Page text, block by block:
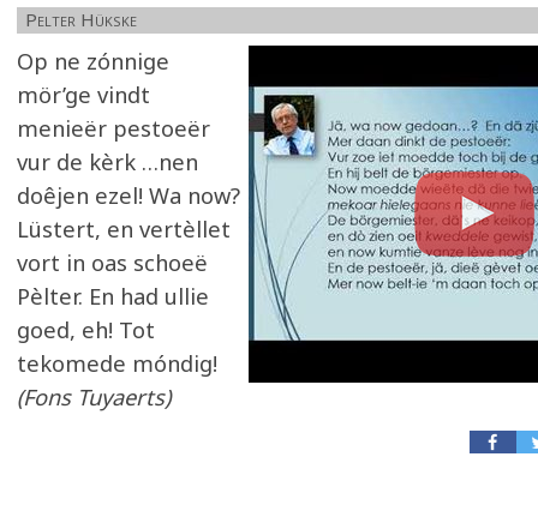
Pelter Hükske
Op ne zónnige
mör’ge vindt
menieër pestoeër
vur de kèrk …nen
doêjen ezel! Wa now?
Lüstert, en vertèllet
vort in oas schoeë
Pèlter. En had ullie
goed, eh! Tot
tekomede móndig!
(Fons Tuyaerts)